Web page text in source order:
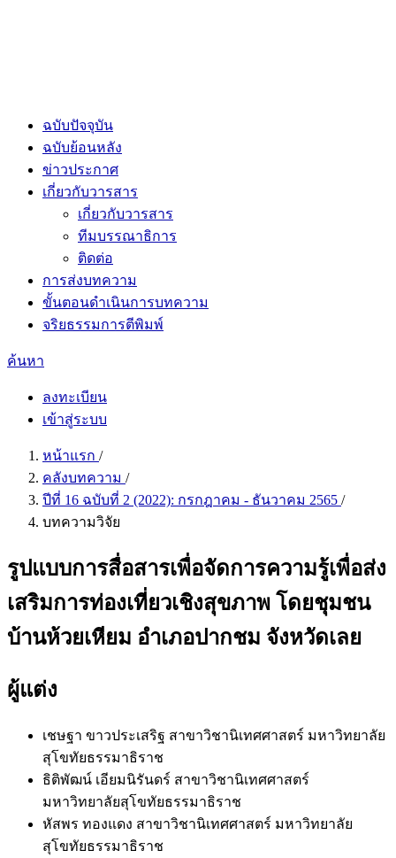
ฉบับปัจจุบัน
ฉบับย้อนหลัง
ข่าวประกาศ
เกี่ยวกับวารสาร
เกี่ยวกับวารสาร
ทีมบรรณาธิการ
ติดต่อ
การส่งบทความ
ขั้นตอนดำเนินการบทความ
จริยธรรมการตีพิมพ์
ค้นหา
ลงทะเบียน
เข้าสู่ระบบ
หน้าแรก /
คลังบทความ /
ปีที่ 16 ฉบับที่ 2 (2022): กรกฎาคม - ธันวาคม 2565 /
บทความวิจัย
รูปแบบการสื่อสารเพื่อจัดการความรู้เพื่อส่ง
เสริมการท่องเที่ยวเชิงสุขภาพ โดยชุมชน
บ้านห้วยเหียม อำเภอปากชม จังหวัดเลย
ผู้แต่ง
เชษฐา ขาวประเสริฐ สาขาวิชานิเทศศาสตร์ มหาวิทยาลัย
สุโขทัยธรรมาธิราช
ธิติพัฒน์ เอียมนิรันดร์ สาขาวิชานิเทศศาสตร์
มหาวิทยาลัยสุโขทัยธรรมาธิราช
หัสพร ทองแดง สาขาวิชานิเทศศาสตร์ มหาวิทยาลัย
สุโขทัยธรรมาธิราช